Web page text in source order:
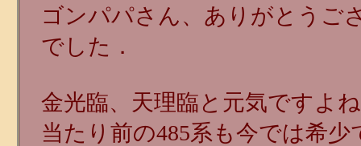
ゴンパパさん、ありがとうご
でした．
金光臨、天理臨と元気ですよ
当たり前の485系も今では希